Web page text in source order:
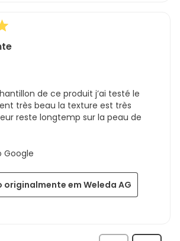
de ce produit j’ai testé le
très beau la texture est très
reste longtemp sur la peau de
Google
originalmente em Weleda AG